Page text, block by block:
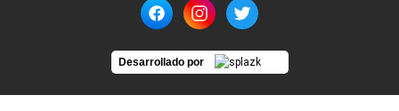
Desarrollado por